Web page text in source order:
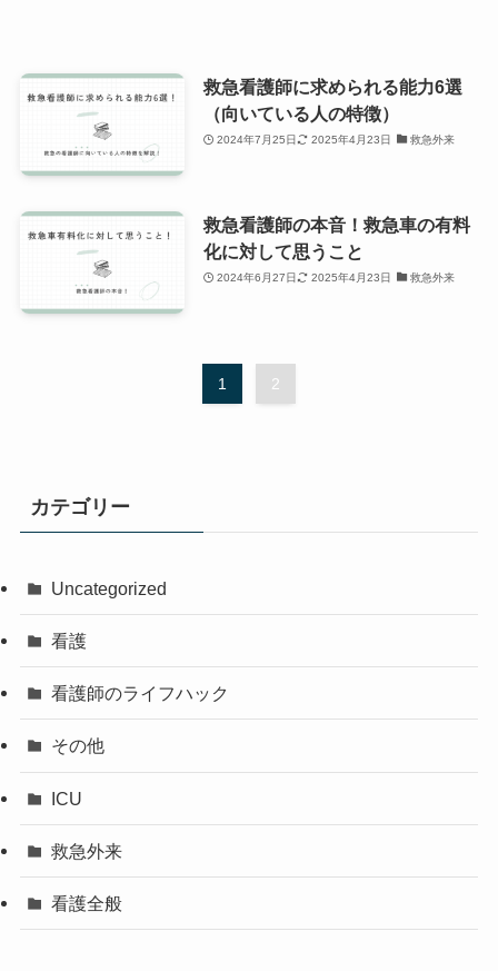
救急看護師に求められる能力6選
（向いている人の特徴）
2024年7月25日 2025年4月23日 救急外来
救急看護師の本音！救急車の有料
化に対して思うこと
2024年6月27日 2025年4月23日 救急外来
1 2
カテゴリー
Uncategorized
看護
看護師のライフハック
その他
ICU
救急外来
看護全般